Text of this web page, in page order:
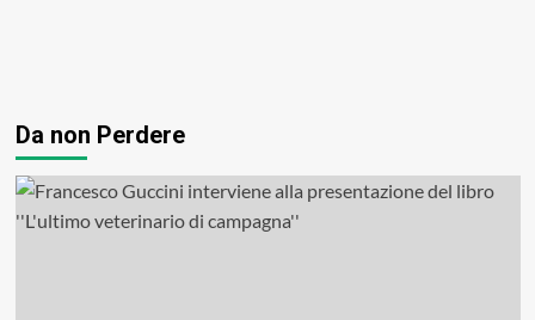
Da non Perdere